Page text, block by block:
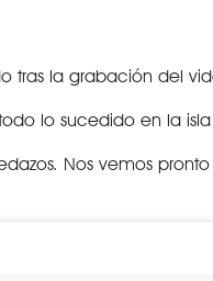
tras la grabación del
lo sucedido en la
Nos vemos